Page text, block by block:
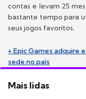
contas e levam 25
bastante tempo para
seus jogos favoritos.
+ Epic Games adquire
sede no país
Mais lidas